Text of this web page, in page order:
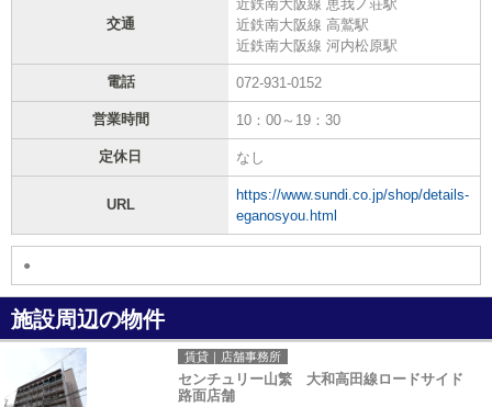
交通
近鉄南大阪線 恵我ノ荘駅
近鉄南大阪線 高鷲駅
近鉄南大阪線 河内松原駅
電話 072-931-0152
営業時間 10：00～19：30
定休日 なし
URL
https://www.sundi.co.jp/shop/details-
eganosyou.html
●
施設周辺の物件
賃貸｜店舗事務所
センチュリー山繁 大和高田線ロードサイド
路面店舗